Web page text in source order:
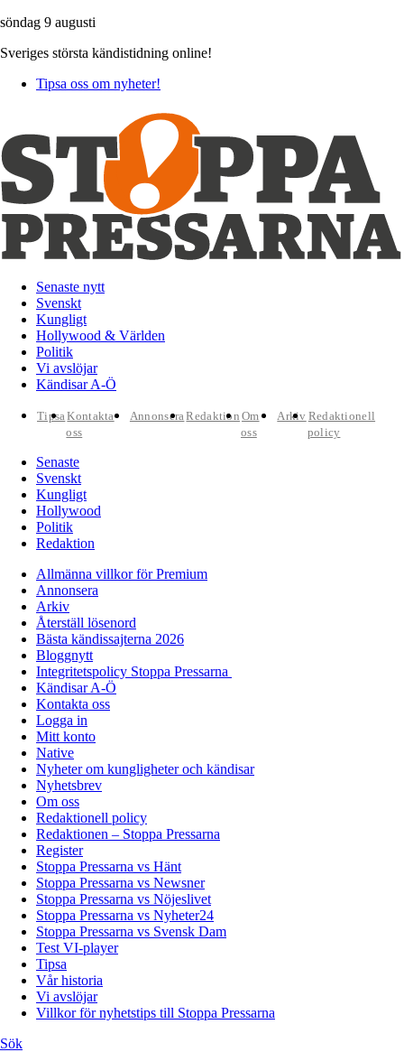
söndag 9 augusti
Sveriges största kändistidning online!
Tipsa oss om nyheter!
Senaste nytt
Svenskt
Kungligt
Hollywood & Världen
Politik
Vi avslöjar
Kändisar A-Ö
TipsaKontakta
oss
AnnonseraRedaktion Om
oss
Arkiv Redaktionell
policy
Senaste
Svenskt
Kungligt
Hollywood
Politik
Redaktion
Allmänna villkor för Premium
Annonsera
Arkiv
Återställ lösenord
Bästa kändissajterna 2026
Bloggnytt
Integritetspolicy Stoppa Pressarna
Kändisar A-Ö
Kontakta oss
Logga in
Mitt konto
Native
Nyheter om kungligheter och kändisar
Nyhetsbrev
Om oss
Redaktionell policy
Redaktionen – Stoppa Pressarna
Register
Stoppa Pressarna vs Hänt
Stoppa Pressarna vs Newsner
Stoppa Pressarna vs Nöjeslivet
Stoppa Pressarna vs Nyheter24
Stoppa Pressarna vs Svensk Dam
Test VI-player
Tipsa
Vår historia
Vi avslöjar
Villkor för nyhetstips till Stoppa Pressarna
Sök